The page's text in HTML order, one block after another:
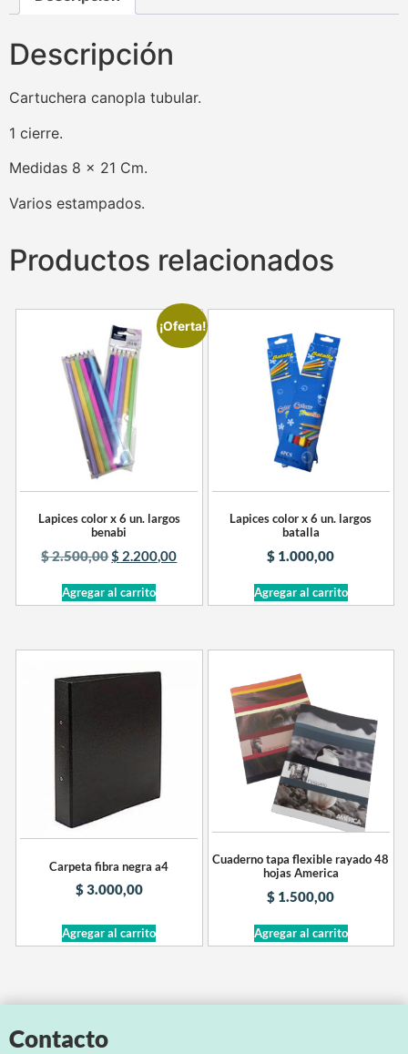
Descripción
Cartuchera canopla tubular.
1 cierre.
Medidas 8 x 21 Cm.
Varios estampados.
Productos relacionados
¡Oferta!
Lapices color x 6 un. largos
benabi
$2.500,00$ 2.200,00
Agregar al carrito
Lapices color x 6 un. largos
batalla
$ 1.000,00
Agregar al carrito
Carpeta fibra negra a4
$3.000,00
Agregar al carrito
Cuaderno tapa flexible rayado 48
hojas America
$ 1.500,00
Agregar al carrito
Contacto